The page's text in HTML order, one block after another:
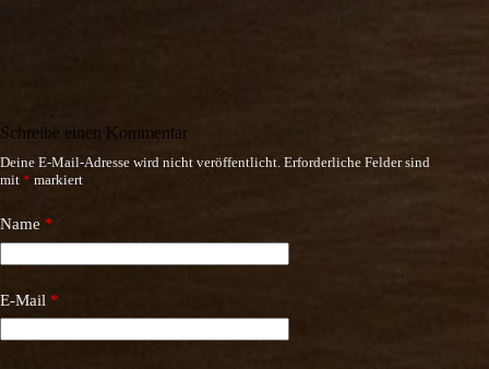
Schreibe einen Kommentar
Deine E-Mail-Adresse wird nicht veröffentlicht. Erforderliche Felder sind
mit * markiert
Name *
E-Mail *